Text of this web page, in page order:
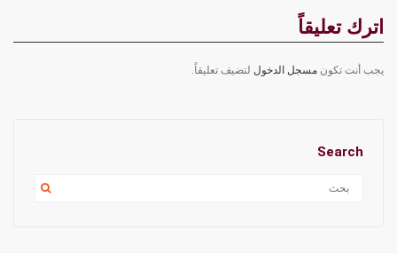
اترك تعليقاً
يجب أنت تكون مسجل الدخول لتضيف تعليقاً.
Search